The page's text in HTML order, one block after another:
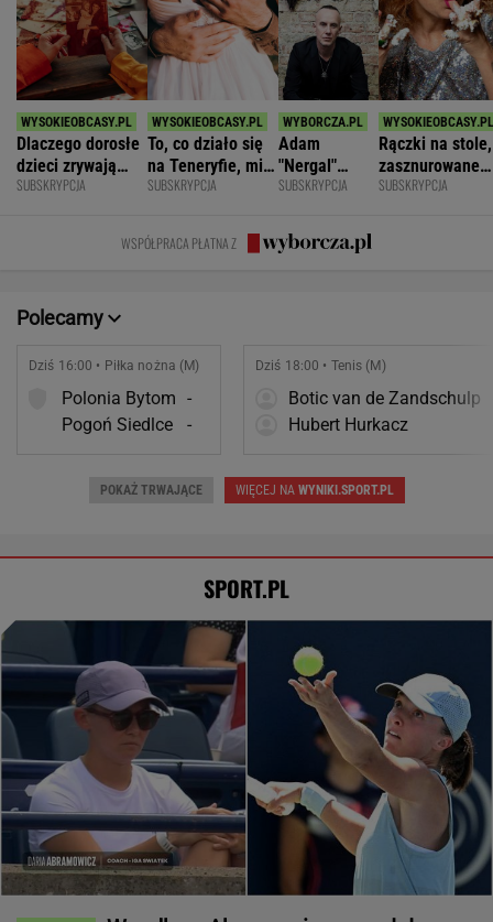
Dlaczego dorosłe
dzieci zrywają
kontakt z
SUBSKRYPCJA
To, co działo się
na Teneryfie, mi
się należało. Nie
złe
SUBSKRYPCJA
Adam
"Nergal"
Darski: Ja
terapię, a
większość
SUBSKRYPCJA
Rączki na stole,
zasznurowane
usta. Byłam
SUBSKRYPCJA
WSPÓŁPRACA PŁATNA Z
Polecamy
Dziś 16:00 • Piłka nożna (M)
Polonia Bytom -
Pogoń Siedlce
-
Dziś 18:00 • Tenis (M)
Botic van de Zandschulp
Hubert Hurkacz
POKAŻ TRWAJĄCE WIĘCEJ NAWYNIKI.SPORT.PL
SPORT.PL